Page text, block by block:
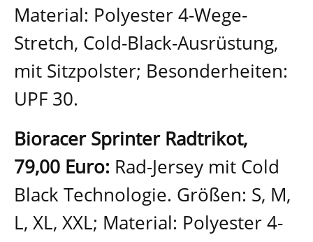
Material: Polyester 4-Wege-
Stretch, Cold-Black-Ausrüstung,
mit Sitzpolster; Besonderheiten:
UPF 30.
Bioracer Sprinter Radtrikot,
79,00 Euro: Rad-Jersey mit Cold
Black Technologie. Größen: S, M,
L, XL, XXL; Material: Polyester 4-